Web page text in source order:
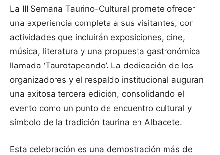
La III Semana Taurino-Cultural promete ofrecer
una experiencia completa a sus visitantes, con
actividades que incluirán exposiciones, cine,
música, literatura y una propuesta gastronómica
llamada ‘Taurotapeando’. La dedicación de los
organizadores y el respaldo institucional auguran
una exitosa tercera edición, consolidando el
evento como un punto de encuentro cultural y
símbolo de la tradición taurina en Albacete.
Esta celebración es una demostración más de